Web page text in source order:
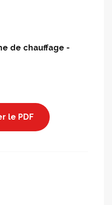
de chauffage -
le PDF